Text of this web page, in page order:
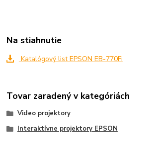
Na stiahnutie
Katalógový list EPSON EB-770Fi
Tovar zaradený v kategóriách
Video projektory
Interaktívne projektory EPSON